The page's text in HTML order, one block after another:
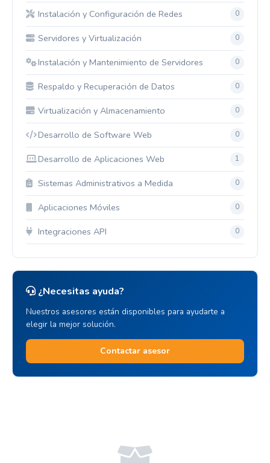
Instalación y Configuración de Redes 0
Servidores y Virtualización 0
Instalación y Mantenimiento de Servidores 0
Respaldo y Recuperación de Datos 0
Virtualización y Almacenamiento 0
Desarrollo de Software Web 0
Desarrollo de Aplicaciones Web 1
Sistemas Administrativos a Medida 0
Aplicaciones Móviles 0
Integraciones API 0
¿Necesitas ayuda?
Nuestros asesores están disponibles para ayudarte a
elegir la mejor solución.
Contactar asesor